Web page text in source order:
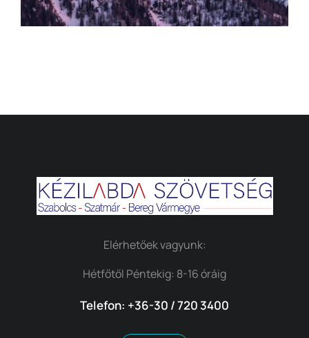
Elérhetőek vagyunk:
Hétfőtől Péntekig: 8-16 óráig
Telefon: +36-30 / 720 3400